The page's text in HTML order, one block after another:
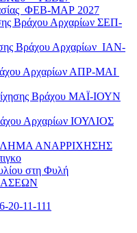
ΦΕΒ-ΜΑΡ 2027
Βράχου Αρχαρίων ΣΕΠ-
Βράχου Αρχαρίων ΙΑΝ-
Αρχαρίων ΑΠΡ-ΜΑΙ
Βράχου ΜΑΪ-ΙΟΥΝ
Αρχαρίων ΙΟΥΛΙΟΣ
ΑΝΑΡΡΙΧΗΣΗΣ
στη Φυλή